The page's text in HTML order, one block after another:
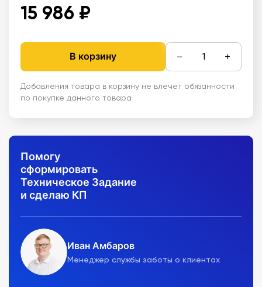
15 986 ₽
В корзину − +
Добавления товара в корзину не влечет обязанности
по покупке данного товара
Помогу
сформировать
Техническое Задание
и сделаю КП
Иван Амбаров
Менеджер службы заботы о клиентах